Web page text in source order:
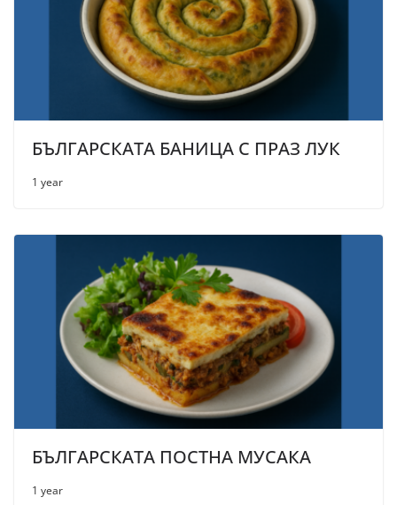
БЪЛГАРСКАТА БАНИЦА С ПРАЗ ЛУК
1 year
БЪЛГАРСКАТА ПОСТНА МУСАКА
1 year